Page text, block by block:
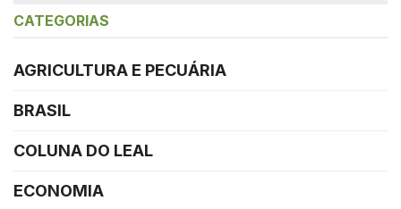
CATEGORIAS
AGRICULTURA E PECUÁRIA
BRASIL
COLUNA DO LEAL
ECONOMIA